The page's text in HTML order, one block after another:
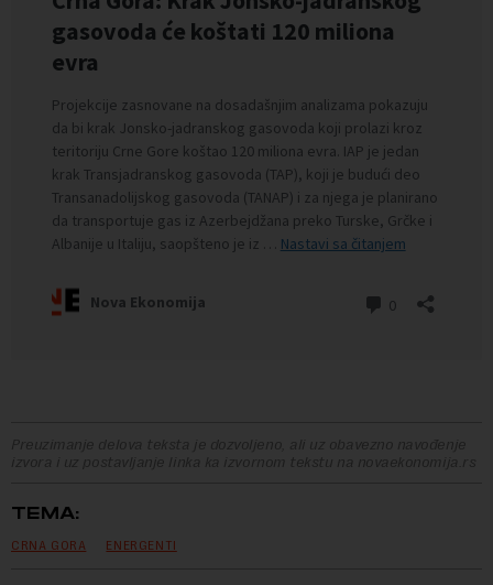
Preuzimanje delova teksta je dozvoljeno, ali uz obavezno navođenje
izvora i uz postavljanje linka ka izvornom tekstu na novaekonomija.rs
TEMA:
CRNA GORA ENERGENTI